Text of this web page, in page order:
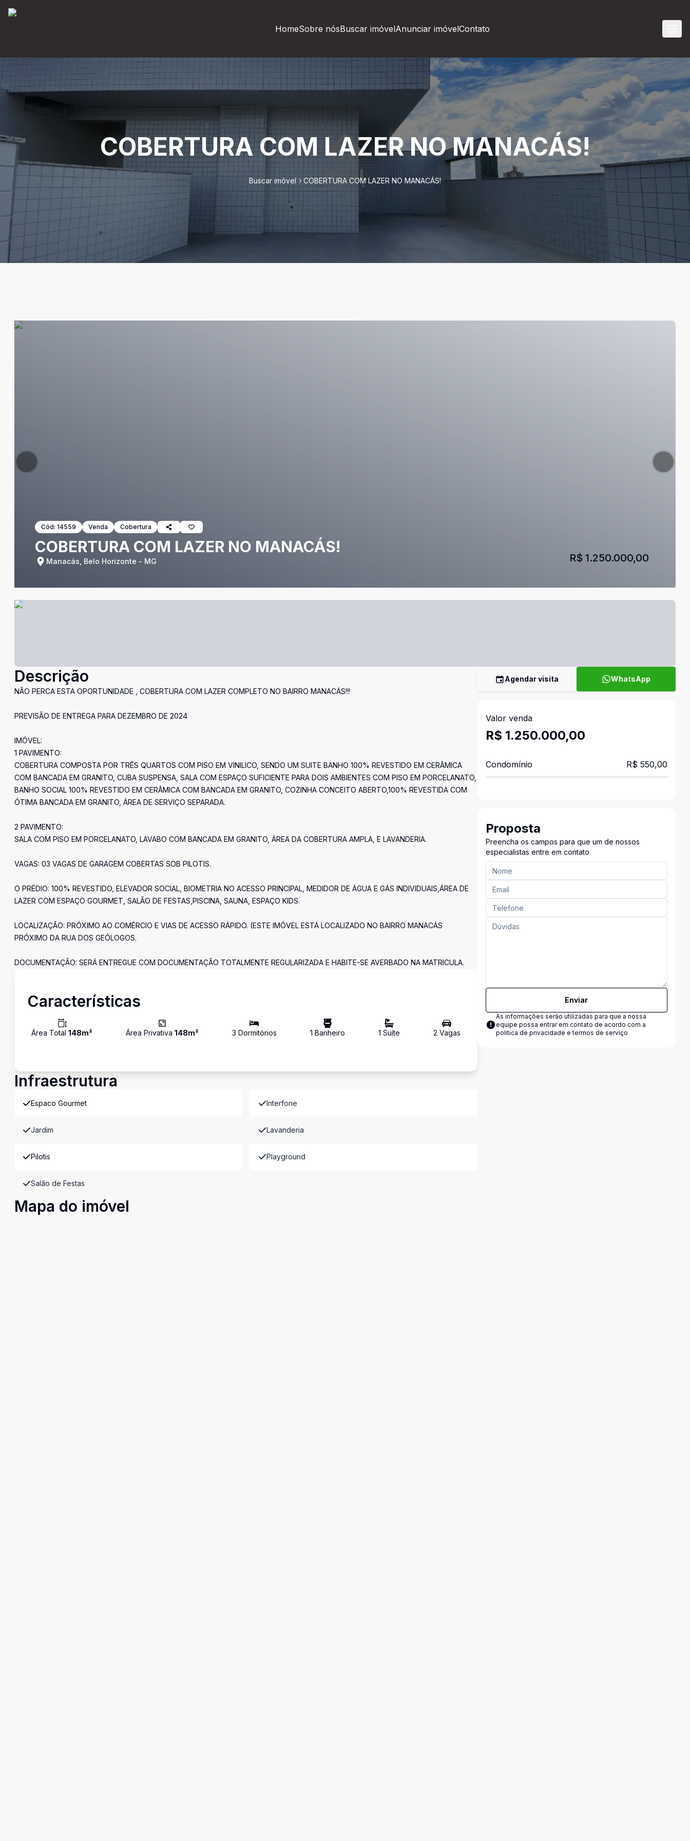
HomeSobre nósBuscar imóvelAnunciar imóvelContato
COBERTURA COM LAZER NO MANACÁS!
Buscar imóvel COBERTURA COM LAZER NO MANACÁS!
Cód: 14559 Venda Cobertura
COBERTURA COM LAZER NO MANACÁS!
Manacás, Belo Horizonte - MG R$ 1.250.000,00
Descrição
NÃO PERCA ESTA OPORTUNIDADE , COBERTURA COM LAZER COMPLETO NO BAIRRO MANACÁS!!!
PREVISÃO DE ENTREGA PARA DEZEMBRO DE 2024
IMÓVEL:
1 PAVIMENTO:
COBERTURA COMPOSTA POR TRÊS QUARTOS COM PISO EM VINILICO, SENDO UM SUITE BANHO 100% REVESTIDO EM CERÂMICA
COM BANCADA EM GRANITO, CUBA SUSPENSA, SALA COM ESPAÇO SUFICIENTE PARA DOIS AMBIENTES COM PISO EM PORCELANATO,
BANHO SOCIAL 100% REVESTIDO EM CERÂMICA COM BANCADA EM GRANITO, COZINHA CONCEITO ABERTO,100% REVESTIDA COM
ÓTIMA BANCADA EM GRANITO, ÁREA DE SERVIÇO SEPARADA.
2 PAVIMENTO:
SALA COM PISO EM PORCELANATO, LAVABO COM BANCADA EM GRANITO, ÁREA DA COBERTURA AMPLA, E LAVANDERIA.
VAGAS: 03 VAGAS DE GARAGEM COBERTAS SOB PILOTIS.
O PRÉDIO: 100% REVESTIDO, ELEVADOR SOCIAL, BIOMETRIA NO ACESSO PRINCIPAL, MEDIDOR DE ÁGUA E GÁS INDIVIDUAIS,ÁREA DE
LAZER COM ESPAÇO GOURMET, SALÃO DE FESTAS,PISCINA, SAUNA, ESPAÇO KIDS.
LOCALIZAÇÃO: PRÓXIMO AO COMÉRCIO E VIAS DE ACESSO RÁPIDO. (ESTE IMÓVEL ESTÁ LOCALIZADO NO BAIRRO MANACÁS
PRÓXIMO DA RUA DOS GEÓLOGOS.
DOCUMENTAÇÃO: SERÁ ENTREGUE COM DOCUMENTAÇÃO TOTALMENTE REGULARIZADA E HABITE-SE AVERBADO NA MATRICULA.
Características
Área Total 148m² Área Privativa 148m² 3 Dormitórios 1 Banheiro 1 Suíte 2 Vagas
Infraestrutura
Espaco Gourmet Interfone
Jardim Lavanderia
Pilotis Playground
Salão de Festas
Mapa do imóvel
Agendar visita WhatsApp
Valor venda
R$ 1.250.000,00
Condomínio R$ 550,00
Proposta
Preencha os campos para que um de nossos
especialistas entre em contato
Enviar
As informações serão utilizadas para que a nossa
equipe possa entrar em contato de acordo com a
política de privacidade e termos de serviço